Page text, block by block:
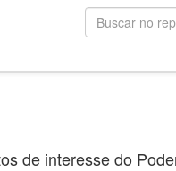
de interesse do